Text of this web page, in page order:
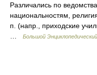
Различались по
национальностям,
п. (напр., приходские
Большой